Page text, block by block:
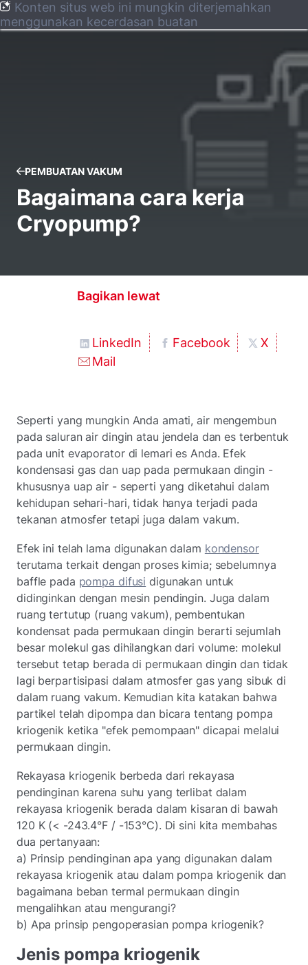
Konten situs web ini mungkin diterjemahkan
menggunakan kecerdasan buatan
PEMBUATAN VAKUM
Bagaimana cara kerja
Cryopump?
Bagikan lewat
LinkedIn Facebook
X
Mail
Seperti yang mungkin Anda amati, air mengembun
pada saluran air dingin atau jendela dan es terbentuk
pada unit evaporator di lemari es Anda. Efek
kondensasi gas dan uap pada permukaan dingin -
khususnya uap air - seperti yang diketahui dalam
kehidupan sehari-hari, tidak hanya terjadi pada
tekanan atmosfer tetapi juga dalam vakum.
Efek ini telah lama digunakan dalam kondensor
terutama terkait dengan proses kimia; sebelumnya
baffle pada pompa difusi digunakan untuk
didinginkan dengan mesin pendingin. Juga dalam
ruang tertutup (ruang vakum), pembentukan
kondensat pada permukaan dingin berarti sejumlah
besar molekul gas dihilangkan dari volume: molekul
tersebut tetap berada di permukaan dingin dan tidak
lagi berpartisipasi dalam atmosfer gas yang sibuk di
dalam ruang vakum. Kemudian kita katakan bahwa
partikel telah dipompa dan bicara tentang pompa
kriogenik ketika "efek pemompaan" dicapai melalui
permukaan dingin.
Rekayasa kriogenik berbeda dari rekayasa
pendinginan karena suhu yang terlibat dalam
rekayasa kriogenik berada dalam kisaran di bawah
120 K (< -243.4°F / -153°C). Di sini kita membahas
dua pertanyaan:
a) Prinsip pendinginan apa yang digunakan dalam
rekayasa kriogenik atau dalam pompa kriogenik dan
bagaimana beban termal permukaan dingin
mengalihkan atau mengurangi?
b) Apa prinsip pengoperasian pompa kriogenik?
Jenis pompa kriogenik